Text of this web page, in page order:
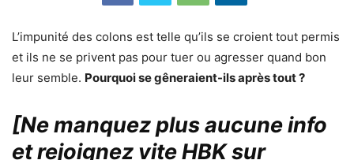
L’impunité des colons est telle qu’ils se croient tout permis
et ils ne se privent pas pour tuer ou agresser quand bon
leur semble. Pourquoi se gêneraient-ils après tout ?
[Ne manquez plus aucune info
et rejoignez vite HBK sur